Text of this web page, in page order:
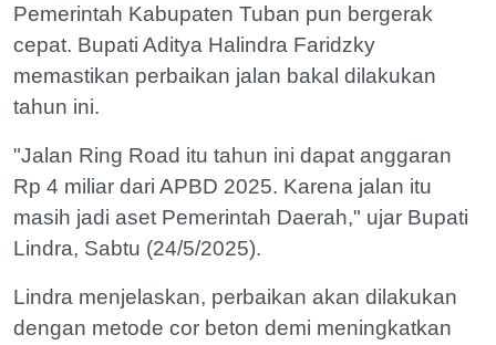
Pemerintah Kabupaten Tuban pun bergerak
cepat. Bupati Aditya Halindra Faridzky
memastikan perbaikan jalan bakal dilakukan
tahun ini.
"Jalan Ring Road itu tahun ini dapat anggaran
Rp 4 miliar dari APBD 2025. Karena jalan itu
masih jadi aset Pemerintah Daerah," ujar Bupati
Lindra, Sabtu (24/5/2025).
Lindra menjelaskan, perbaikan akan dilakukan
dengan metode cor beton demi meningkatkan